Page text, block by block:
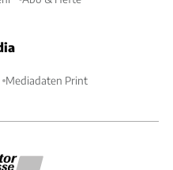
Mediadaten Print